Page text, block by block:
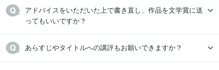
アドバイスをいただいた上で書き直し、作品を文学賞に送
ってもいいですか？
あらすじやタイトルへの講評もお願いできますか？